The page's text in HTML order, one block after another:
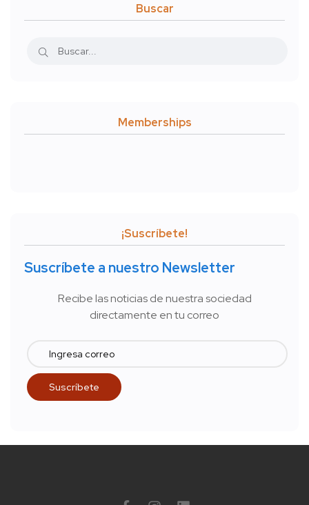
Buscar
Memberships
¡Suscríbete!
Suscríbete a nuestro Newsletter
Recibe las noticias de nuestra sociedad
directamente en tu correo